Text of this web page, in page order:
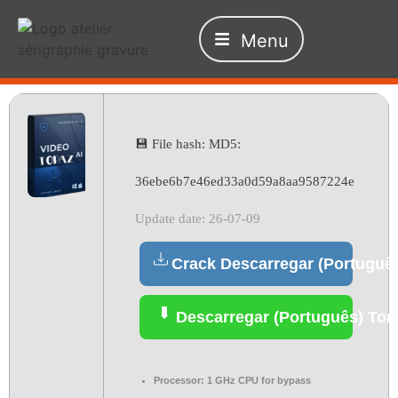
Menu
💾 File hash: MD5:
36ebe6b7e46ed33a0d59a8aa9587224e
Update date: 26-07-09
Crack Descarregar
Descarregar (Português)
Processor: 1 GHz CPU for bypass